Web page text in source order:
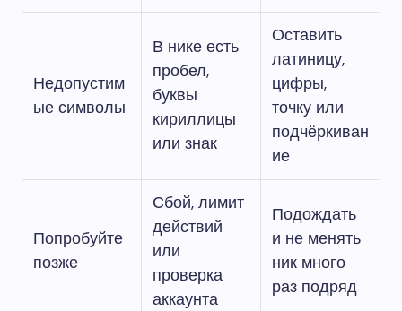
Недопустим
ые символы
В нике есть
пробел,
буквы
кириллицы
или знак
Оставить
латиницу,
цифры,
точку или
подчёркиван
ие
Попробуйте
позже
Сбой, лимит
действий
или
проверка
аккаунта
Подождать
и не менять
ник много
раз подряд